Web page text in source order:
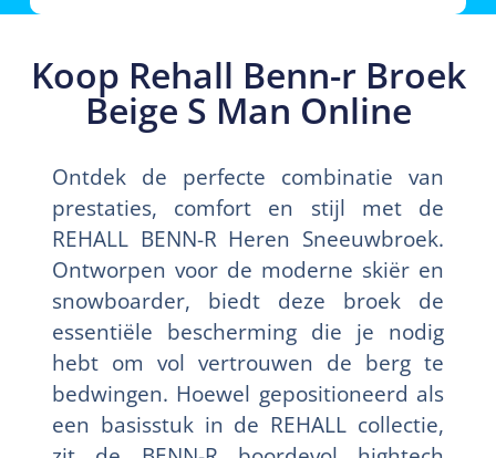
Koop Rehall Benn-r Broek
Beige S Man Online
Ontdek de perfecte combinatie van
prestaties, comfort en stijl met de
REHALL BENN-R Heren Sneeuwbroek.
Ontworpen voor de moderne skiër en
snowboarder, biedt deze broek de
essentiële bescherming die je nodig
hebt om vol vertrouwen de berg te
bedwingen. Hoewel gepositioneerd als
een basisstuk in de REHALL collectie,